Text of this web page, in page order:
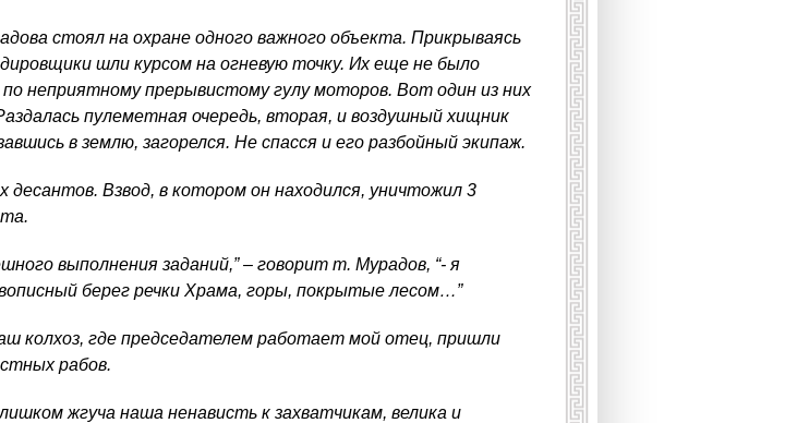
стоял на охране одного важного объекта. Прикрываясь
шли курсом на огневую точку. Их еще не было
неприятному прерывистому гулу моторов. Вот один из них
пулеметная очередь, вторая, и воздушный хищник
в землю, загорелся. Не спасся и его разбойный экипаж.
Взвод, в котором он находился, уничтожил 3
выполнения заданий,” – говорит т. Мурадов, “- я
берег речки Храма, горы, покрытые лесом…”
колхоз, где председателем работает мой отец, пришли
рабов.
жгуча наша ненависть к захватчикам, велика и